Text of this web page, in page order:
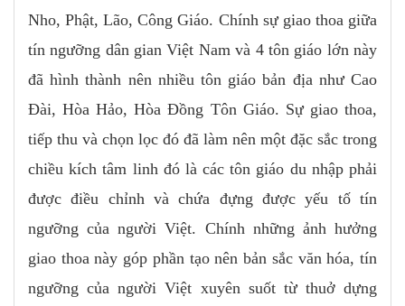
Nho, Phật, Lão, Công Giáo. Chính sự giao thoa giữa
tín ngưỡng dân gian Việt Nam và 4 tôn giáo lớn này
đã hình thành nên nhiều tôn giáo bản địa như Cao
Đài, Hòa Hảo, Hòa Đồng Tôn Giáo. Sự giao thoa,
tiếp thu và chọn lọc đó đã làm nên một đặc sắc trong
chiều kích tâm linh đó là các tôn giáo du nhập phải
được điều chỉnh và chứa đựng được yếu tố tín
ngưỡng của người Việt. Chính những ảnh hưởng
giao thoa này góp phần tạo nên bản sắc văn hóa, tín
ngưỡng của người Việt xuyên suốt từ thuở dựng